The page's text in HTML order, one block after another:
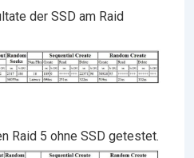
der SSD am Raid
Raid 5 ohne SSD getestet.